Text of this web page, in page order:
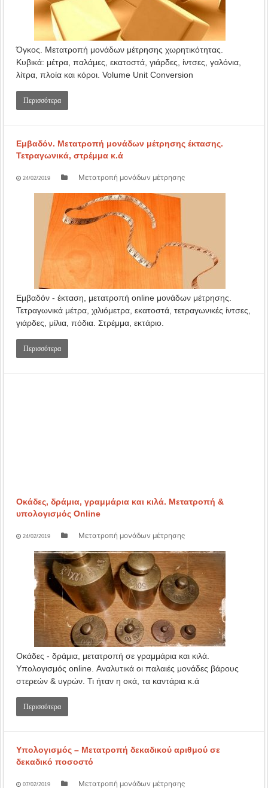
Όγκος. Μετατροπή μονάδων μέτρησης χωρητικότητας.
Κυβικά: μέτρα, παλάμες, εκατοστά, γιάρδες, ίντσες, γαλόνια,
λίτρα, πλοία και κόροι. Volume Unit Conversion
Περισσότερα
Εμβαδόν. Μετατροπή μονάδων μέτρησης έκτασης.
Τετραγωνικά, στρέμμα κ.ά
24/02/2019 Μετατροπή μονάδων μέτρησης
Εμβαδόν - έκταση, μετατροπή online μονάδων μέτρησης.
Τετραγωνικά μέτρα, χιλιόμετρα, εκατοστά, τετραγωνικές ίντσες,
γιάρδες, μίλια, πόδια. Στρέμμα, εκτάριο.
Περισσότερα
Οκάδες, δράμια, γραμμάρια και κιλά. Μετατροπή &
υπολογισμός Online
24/02/2019 Μετατροπή μονάδων μέτρησης
Οκάδες - δράμια, μετατροπή σε γραμμάρια και κιλά.
Υπολογισμός online. Αναλυτικά οι παλαιές μονάδες βάρους
στερεών & υγρών. Τι ήταν η οκά, τα καντάρια κ.ά
Περισσότερα
Υπολογισμός – Μετατροπή δεκαδικού αριθμού σε
δεκαδικό ποσοστό
07/02/2019 Μετατροπή μονάδων μέτρησης